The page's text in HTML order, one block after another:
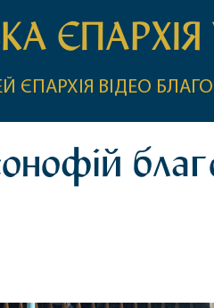
ЄПАРХІЯ ВІДЕО